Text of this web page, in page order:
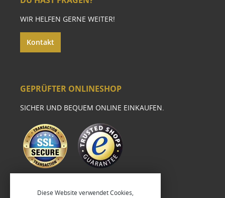
WIR HELFEN GERNE WEITER!
Kontakt
GEPRÜFTER ONLINESHOP
SICHER UND BEQUEM ONLINE EINKAUFEN.
Diese Website verwendet Cookies,